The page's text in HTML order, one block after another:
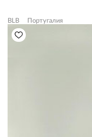
BLB Португалия